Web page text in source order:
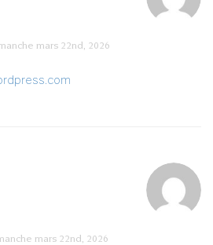
mars 22nd, 2026
mars 22nd, 2026